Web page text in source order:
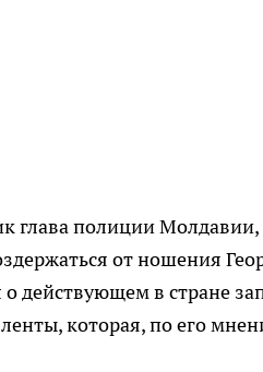
глава полиции
от ношения
действующем в стране
которая, по его